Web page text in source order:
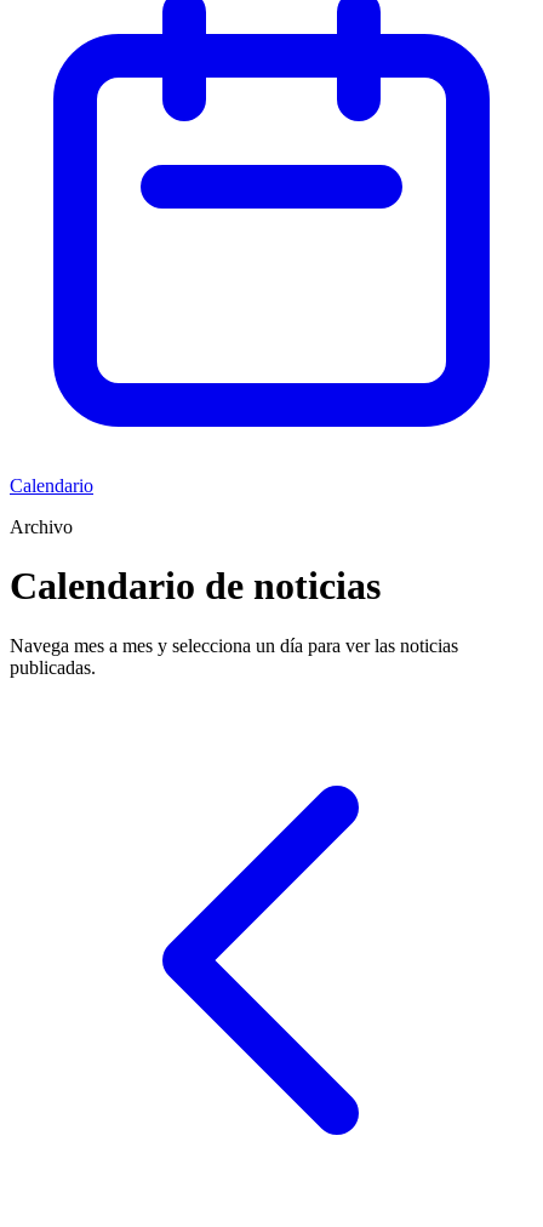
Calendario
Archivo
Calendario de noticias
Navega mes a mes y selecciona un día para ver las noticias
publicadas.